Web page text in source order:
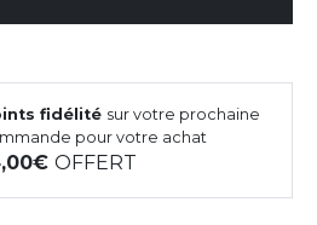
fidélité sur votre prochaine
pour votre achat
OFFERT